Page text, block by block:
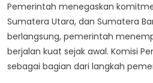
Pemerintah menegaskan
Sumatera Utara, dan Sumatera
berlangsung, pemerintah
berjalan kuat sejak awal. Komisi
sebagai bagian dari langkah